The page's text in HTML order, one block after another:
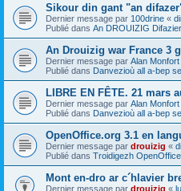
Sikour din gant "an
Dernier message par 100drine «
Publié dans An DROUIZIG Difazier
An Drouizig war France 3
Dernier message par Alan Monfort
Publié dans Danvezioù all a-bep
LIBRE EN FÊTE. 21 mars
Dernier message par Alan Monfort
Publié dans Danvezioù all a-bep
OpenOffice.org 3.1 en
Dernier message par drouizig «
Publié dans Troidigezh
Mont en-dro ar c´hlavier
Dernier message par drouizig «